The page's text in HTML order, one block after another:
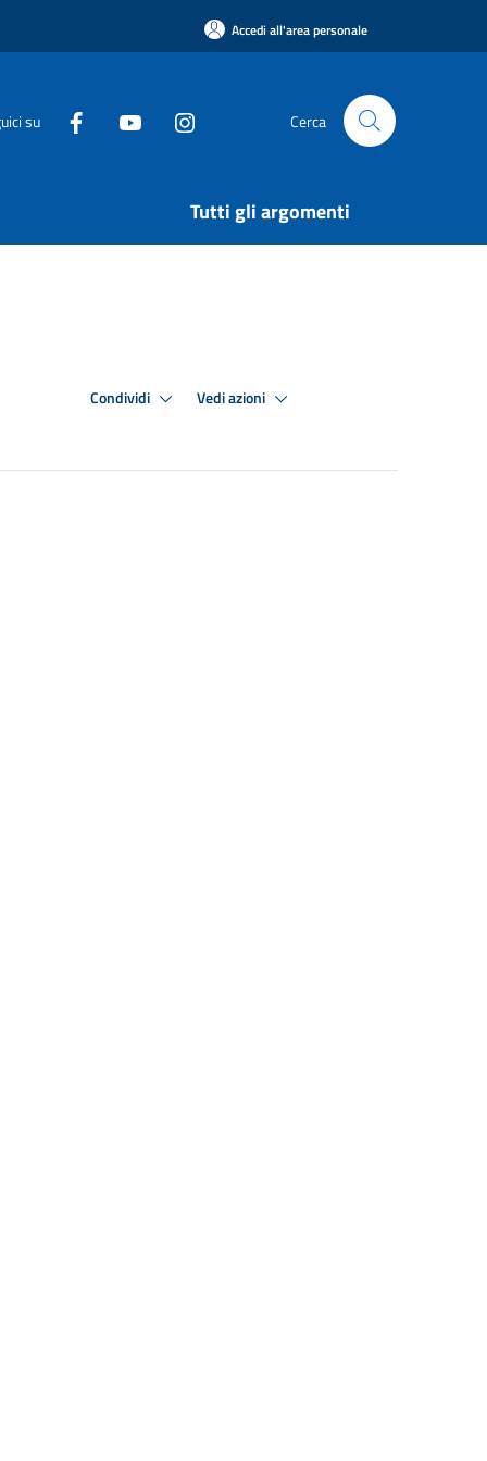
Accedi all'area personale
su Cerca
Tutti gli argomenti
Condividi Vedi azioni